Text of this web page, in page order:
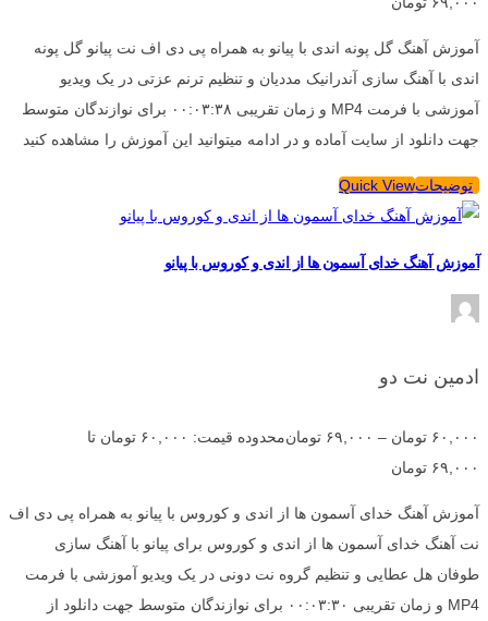
آموزش آهنگ گل پونه اندی با پیانو به همراه پی دی اف نت پیانو گل پونه
اندی با آهنگ سازی آندرانیک مددیان و تنظیم ترنم عزتی در یک ویدیو
آموزشی با فرمت MP4 و زمان تقریبی ۰۰:۰۳:۳۸ برای نوازندگان متوسط
جهت دانلود از سایت آماده و در ادامه میتوانید این آموزش را مشاهده کنید
توضیحاتQuick View
آموزش آهنگ خدای آسمون ها از اندی و کوروس با پیانو
ادمین نت دو
۶۰,۰۰۰ تومان – ۶۹,۰۰۰ تومان
محدوده قیمت: ۶۰,۰۰۰ تومان تا
۶۹,۰۰۰ تومان
آموزش آهنگ خدای آسمون ها از اندی و کوروس با پیانو به همراه پی دی اف
نت آهنگ خدای آسمون ها از اندی و کوروس برای پیانو با آهنگ سازی
طوفان هل عطایی و تنظیم گروه نت دونی در یک ویدیو آموزشی با فرمت
MP4 و زمان تقریبی ۰۰:۰۳:۳۰ برای نوازندگان متوسط جهت دانلود از